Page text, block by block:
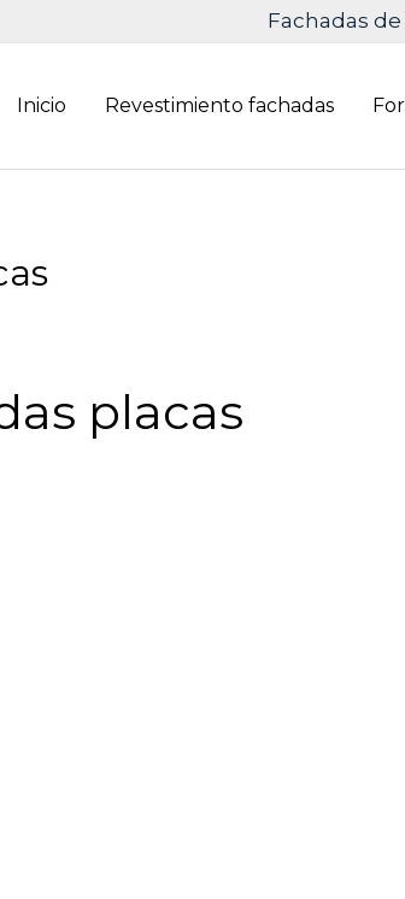
Fachadas
Inicio Revestimiento fachadas
placas